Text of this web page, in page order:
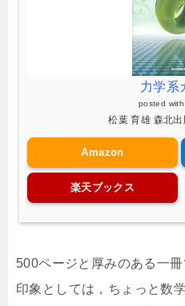
力学系
posted with
松葉 育雄 森北
Amazon
楽天ブックス
500ページと厚みのある一冊
印象としては，ちょっと数